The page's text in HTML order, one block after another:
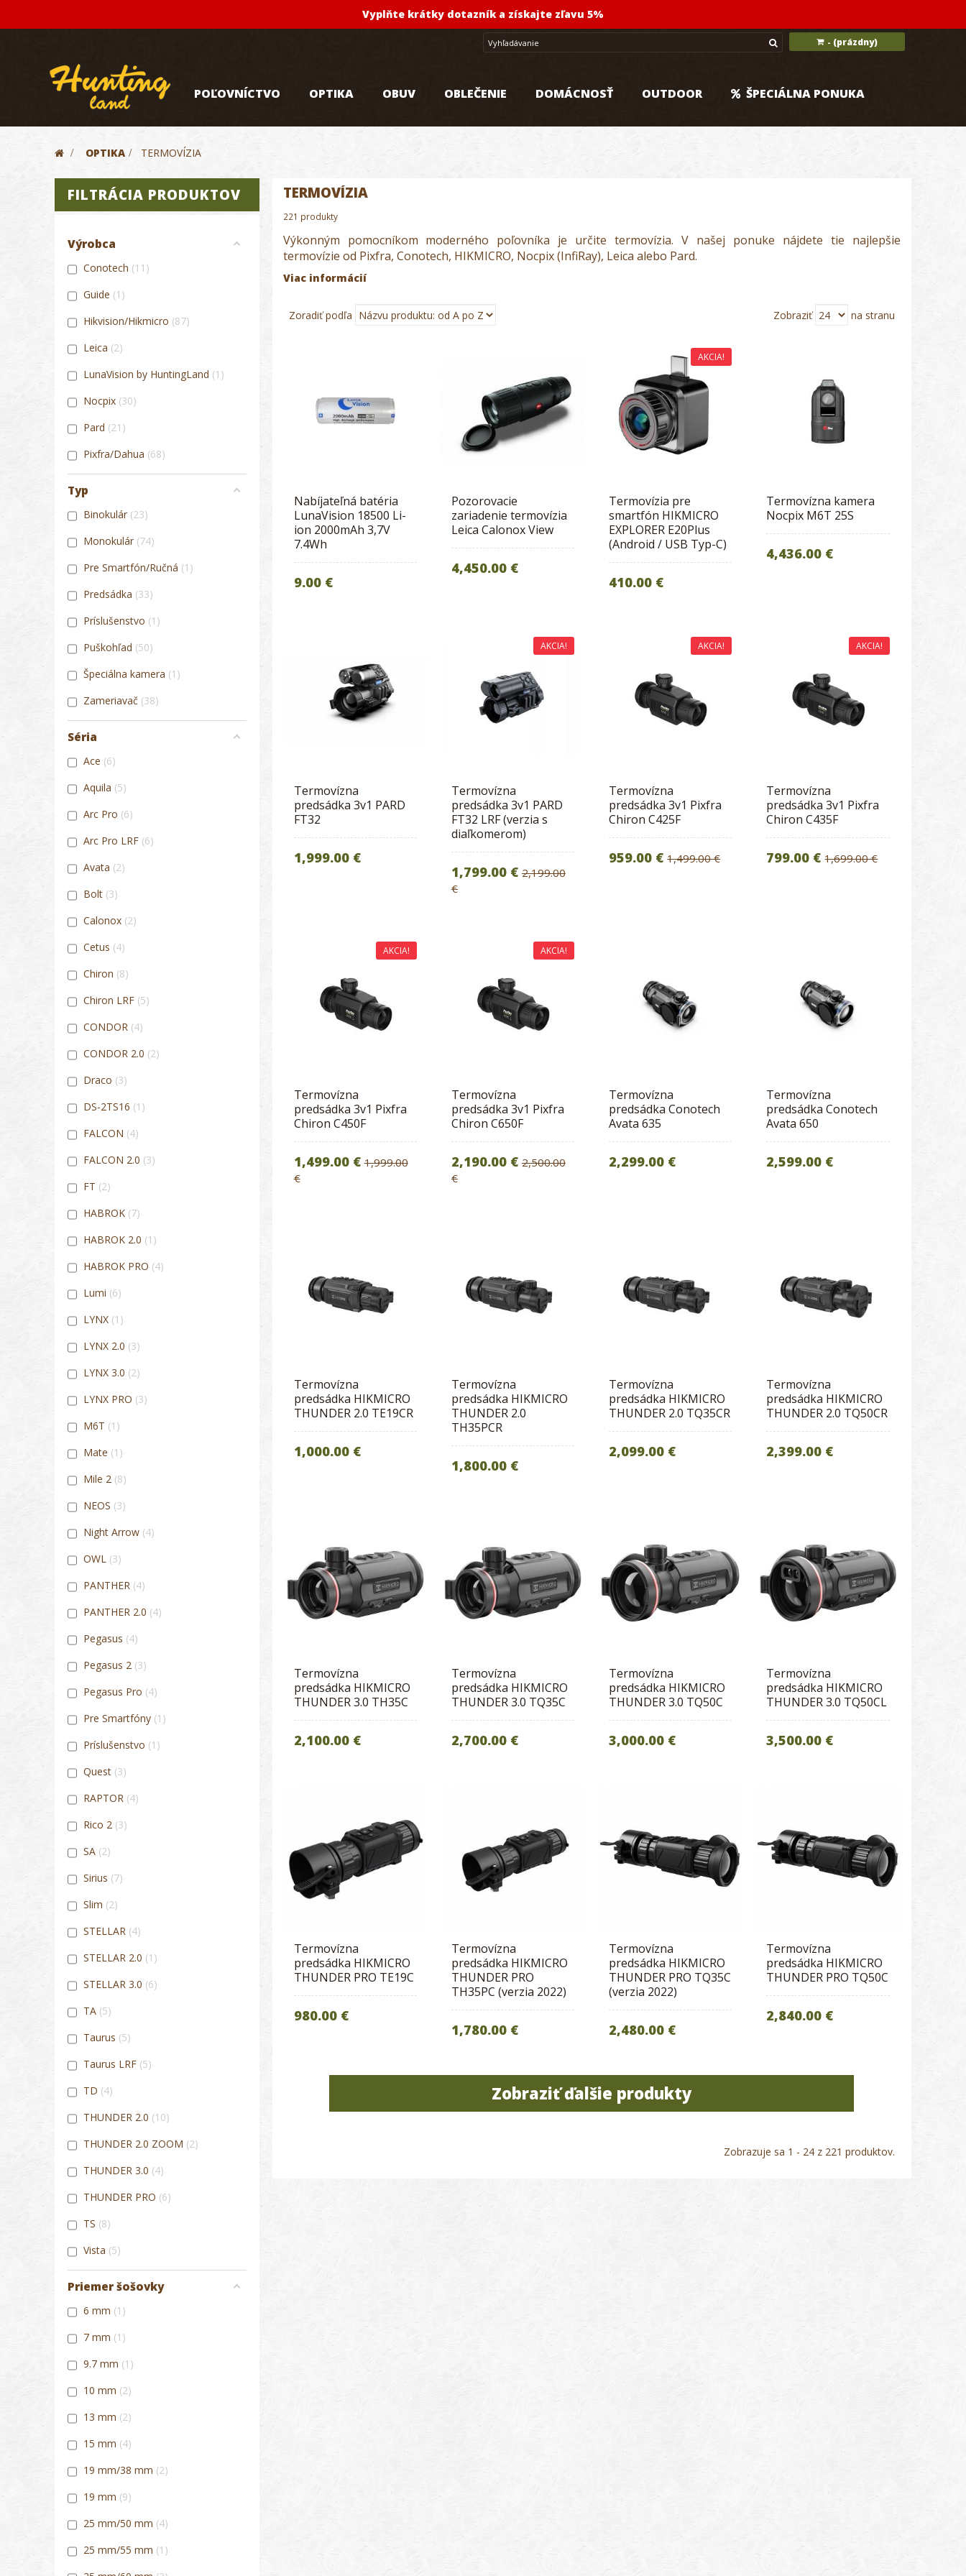
Vyplňte krátky dotazník a získajte zľavu 5%
- (prázdny)
POĽOVNÍCTVO OPTIKA OBUV OBLEČENIE DOMÁCNOSŤ OUTDOOR ŠPECIÁLNA PONUKA
> OPTIKA > TERMOVÍZIA
FILTRÁCIA PRODUKTOV
Výrobca
Conotech 11
Guide 1
Hikvision/Hikmicro 87
Leica 2
LunaVision by HuntingLand 1
Nocpix 30
Pard 21
Pixfra/Dahua 68
Typ
Binokulár 23
Monokulár 74
Pre Smartfón/Ručná 1
Predsádka 33
Príslušenstvo 1
Puškohľad 50
Špeciálna kamera 1
Zameriavač 38
Séria
Ace 6
Aquila 5
Arc Pro 6
Arc Pro LRF 6
Avata 2
Bolt 3
Calonox 2
Cetus 4
Chiron 8
Chiron LRF 5
CONDOR 4
CONDOR 2.0 2
Draco 3
DS-2TS16 1
FALCON 4
FALCON 2.0 3
FT 2
HABROK 7
HABROK 2.0 1
HABROK PRO 4
Lumi 6
LYNX 1
LYNX 2.0 3
LYNX 3.0 2
LYNX PRO 3
M6T 1
Mate 1
Mile 2 8
NEOS 3
Night Arrow 4
OWL 3
PANTHER 4
PANTHER 2.0 4
Pegasus 4
Pegasus 2 3
Pegasus Pro 4
Pre Smartfóny 1
Príslušenstvo 1
Quest 3
RAPTOR 4
Rico 2 3
SA 2
Sirius 7
Slim 2
STELLAR 4
STELLAR 2.0 1
STELLAR 3.0 6
TA 5
Taurus 5
Taurus LRF 5
TD 4
THUNDER 2.0 10
THUNDER 2.0 ZOOM 2
THUNDER 3.0 4
THUNDER PRO 6
TS 8
Vista 5
Priemer šošovky
6 mm 1
7 mm 1
9.7 mm 1
10 mm 2
13 mm 2
15 mm 4
19 mm/38 mm 2
19 mm 9
25 mm/50 mm 4
25 mm/55 mm 1
TERMOVÍZIA
221 produkty
Výkonným pomocníkom moderného poľovníka je určite termovízia. V našej ponuke nájdete tie najlepšie
termovízie od Pixfra, Conotech, HIKMICRO, Nocpix (InfiRay), Leica alebo Pard.
Viac informácií
Zoradiť podľa Zobraziť na stranu
Nabíjateľná batéria
LunaVision 18500 Li-
ion 2000mAh 3,7V
7.4Wh
9.00 €
Pozorovacie
zariadenie termovízia
Leica Calonox View
4,450.00 €
AKCIA!
Termovízia pre
smartfón HIKMICRO
EXPLORER E20Plus
(Android / USB Typ-C)
410.00 €
Termovízna kamera
Nocpix M6T 25S
4,436.00 €
Termovízna
predsádka 3v1 PARD
FT32
1,999.00 €
AKCIA!
Termovízna
predsádka 3v1 PARD
FT32 LRF (verzia s
diaľkomerom)
1,799.00 €2,199.00
€
AKCIA!
Termovízna
predsádka 3v1 Pixfra
Chiron C425F
959.00 €1,499.00 €
AKCIA!
Termovízna
predsádka 3v1 Pixfra
Chiron C435F
799.00 €1,699.00 €
AKCIA!
Termovízna
predsádka 3v1 Pixfra
Chiron C450F
1,499.00 €1,999.00
€
AKCIA!
Termovízna
predsádka 3v1 Pixfra
Chiron C650F
2,190.00 €2,500.00
€
Termovízna
predsádka Conotech
Avata 635
2,299.00 €
Termovízna
predsádka Conotech
Avata 650
2,599.00 €
Termovízna
predsádka HIKMICRO
THUNDER 2.0 TE19CR
1,000.00 €
Termovízna
predsádka HIKMICRO
THUNDER 2.0
TH35PCR
1,800.00 €
Termovízna
predsádka HIKMICRO
THUNDER 2.0 TQ35CR
2,099.00 €
Termovízna
predsádka HIKMICRO
THUNDER 2.0 TQ50CR
2,399.00 €
Termovízna
predsádka HIKMICRO
THUNDER 3.0 TH35C
2,100.00 €
Termovízna
predsádka HIKMICRO
THUNDER 3.0 TQ35C
2,700.00 €
Termovízna
predsádka HIKMICRO
THUNDER 3.0 TQ50C
3,000.00 €
Termovízna
predsádka HIKMICRO
THUNDER 3.0 TQ50CL
3,500.00 €
Termovízna
predsádka HIKMICRO
THUNDER PRO TE19C
980.00 €
Termovízna
predsádka HIKMICRO
THUNDER PRO
TH35PC (verzia 2022)
1,780.00 €
Termovízna
predsádka HIKMICRO
THUNDER PRO TQ35C
(verzia 2022)
2,480.00 €
Termovízna
predsádka HIKMICRO
THUNDER PRO TQ50C
2,840.00 €
Zobraziť ďalšie produkty
Zobrazuje sa 1 - 24 z 221 produktov.